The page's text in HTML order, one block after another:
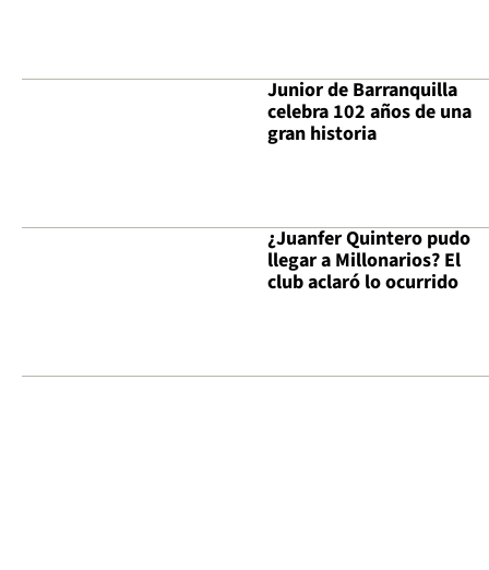
Junior de Barranquilla
celebra 102 años de una
gran historia
¿Juanfer Quintero pudo
llegar a Millonarios? El
club aclaró lo ocurrido